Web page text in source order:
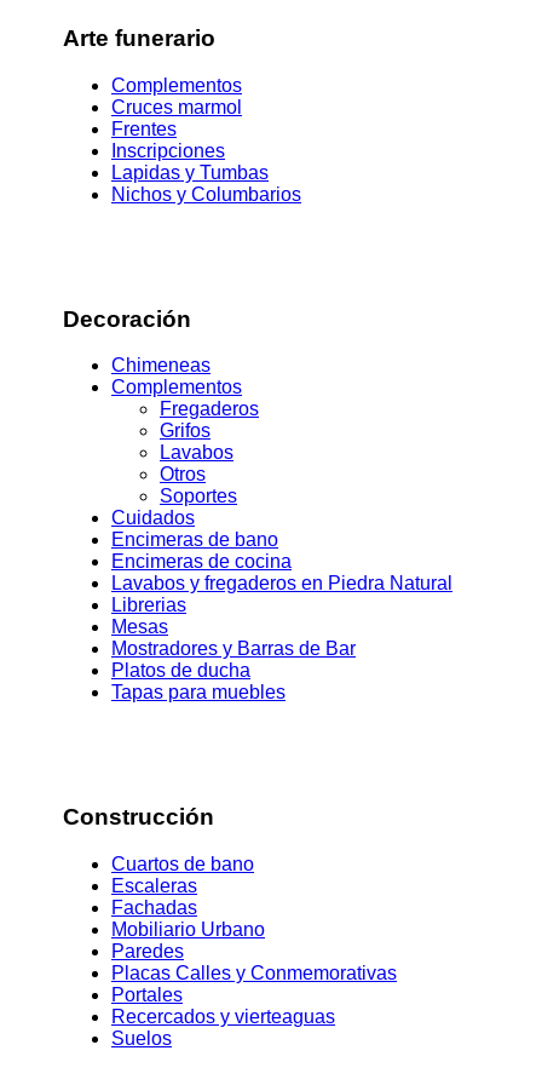
Arte funerario
Complementos
Cruces marmol
Frentes
Inscripciones
Lapidas y Tumbas
Nichos y Columbarios
Decoración
Chimeneas
Complementos
Fregaderos
Grifos
Lavabos
Otros
Soportes
Cuidados
Encimeras de bano
Encimeras de cocina
Lavabos y fregaderos en Piedra Natural
Librerias
Mesas
Mostradores y Barras de Bar
Platos de ducha
Tapas para muebles
Construcción
Cuartos de bano
Escaleras
Fachadas
Mobiliario Urbano
Paredes
Placas Calles y Conmemorativas
Portales
Recercados y vierteaguas
Suelos